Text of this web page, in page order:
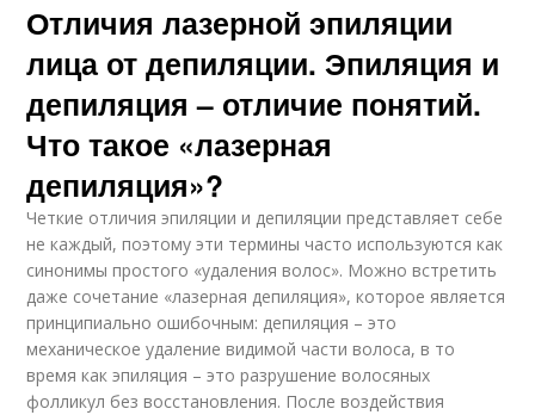
Отличия лазерной эпиляции
лица от депиляции. Эпиляция и
депиляция – отличие понятий.
Что такое «лазерная
депиляция»?
Четкие отличия эпиляции и депиляции представляет себе
не каждый, поэтому эти термины часто используются как
синонимы простого «удаления волос». Можно встретить
даже сочетание «лазерная депиляция», которое является
принципиально ошибочным: депиляция – это
механическое удаление видимой части волоса, в то
время как эпиляция – это разрушение волосяных
фолликул без восстановления. После воздействия